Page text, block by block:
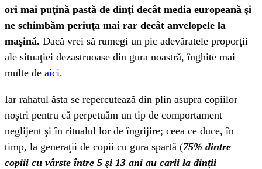
ori mai puţină pastă de dinţi decât media europeană şi
ne schimbăm periuţa mai rar decât anvelopele la
maşină. Dacă vrei să rumegi un pic adevăratele proporţii
ale situaţiei dezastruoase din gura noastră, înghite mai
multe de aici.
Iar rahatul ăsta se repercutează din plin asupra copiilor
noştri pentru că perpetuăm un tip de comportament
neglijent şi în ritualul lor de îngrijire; ceea ce duce, în
timp, la generaţii de copii cu gura spartă (75% dintre
copiii cu vârste între 5 şi 13 ani au carii la dinţii